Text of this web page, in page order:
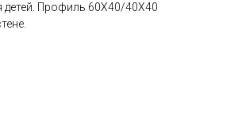
детей. Профиль 60Х40/40Х40